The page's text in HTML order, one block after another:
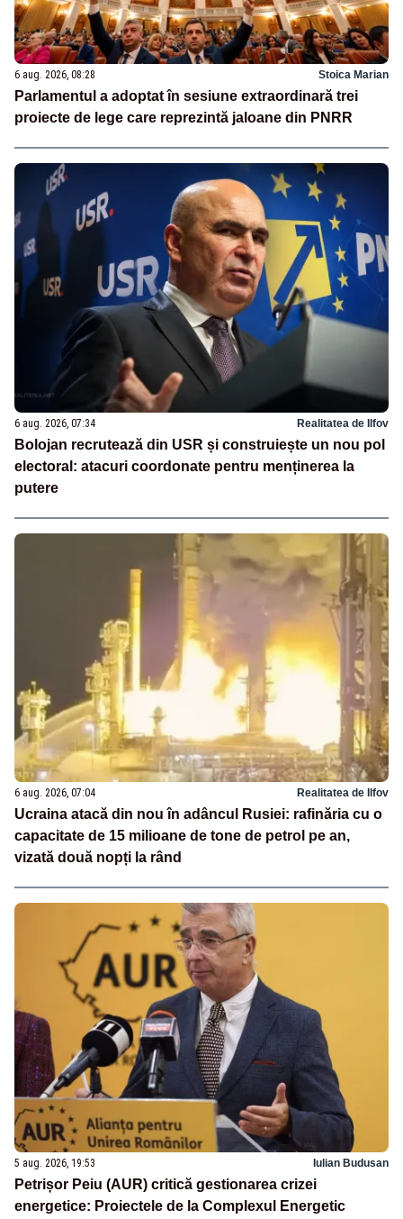
6 aug. 2026, 08:28 Stoica Marian
Parlamentul a adoptat în sesiune extraordinară trei
proiecte de lege care reprezintă jaloane din PNRR
6 aug. 2026, 07:34 Realitatea de Ilfov
Bolojan recrutează din USR și construiește un nou pol
electoral: atacuri coordonate pentru menținerea la
putere
6 aug. 2026, 07:04 Realitatea de Ilfov
Ucraina atacă din nou în adâncul Rusiei: rafinăria cu o
capacitate de 15 milioane de tone de petrol pe an,
vizată două nopți la rând
5 aug. 2026, 19:53 Iulian Budusan
Petrișor Peiu (AUR) critică gestionarea crizei
energetice: Proiectele de la Complexul Energetic